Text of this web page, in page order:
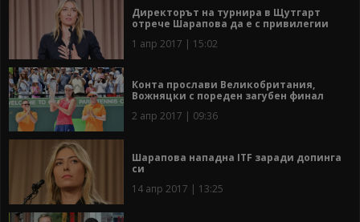
Директорът на турнира в Щутгарт
отрече Шарапова да е с привилегии
1 апр 2017 | 15:02
Конта прослави Великобритания,
Вожняцки с пореден загубен финал
2 апр 2017 | 09:36
Шарапова нападна ITF заради допинга
си
14 апр 2017 | 13:25